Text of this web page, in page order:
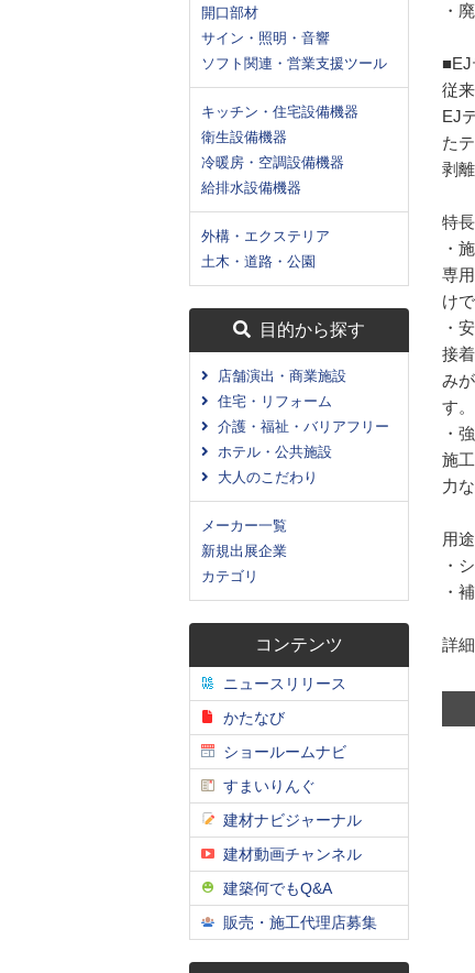
開口部材
サイン・照明・音響
ソフト関連・営業支援ツール
キッチン・住宅設備機器
衛生設備機器
冷暖房・空調設備機器
給排水設備機器
外構・エクステリア
土木・道路・公園
目的から探す
店舗演出・商業施設
住宅・リフォーム
介護・福祉・バリアフリー
ホテル・公共施設
大人のこだわり
メーカー一覧
新規出展企業
カテゴリ
コンテンツ
ニュースリリース
かたなび
ショールームナビ
すまいりんぐ
建材ナビジャーナル
建材動画チャンネル
建築何でもQ&A
販売・施工代理店募集
・
■EJ
従
EJ
た
剥
特長
・
専
け
・
接
み
す。
・
施
力
用途
・
・
詳